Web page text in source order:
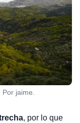
Por jaime.
, por lo que